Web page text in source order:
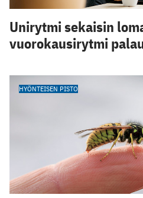
Unirytmi sekaisin
vuorokausirytmi
HYÖNTEISEN PISTO